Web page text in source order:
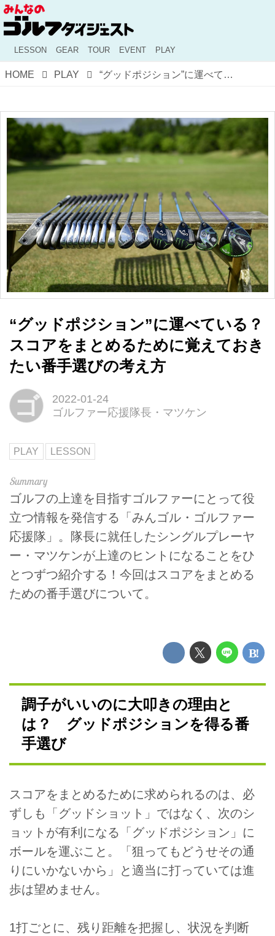
LESSON GEAR TOUR EVENT PLAY
HOME PLAY “グッドポジション”に運べている？ スコアをまとめるために覚えておきたい番手選びの考え方
“グッドポジション”に運べている？
スコアをまとめるために覚えておき
たい番手選びの考え方
ゴ
2022-01-24
ゴルファー応援隊長・マツケン
PLAY LESSON
ゴルフの上達を目指すゴルファーにとって役
立つ情報を発信する「みんゴル・ゴルファー
応援隊」。隊長に就任したシングルプレーヤ
ー・マツケンが上達のヒントになることをひ
とつずつ紹介する！今回はスコアをまとめる
ための番手選びについて。
調子がいいのに大叩きの理由と
は？ グッドポジションを得る番
手選び
スコアをまとめるために求められるのは、必
ずしも「グッドショット」ではなく、次のシ
ョットが有利になる「グッドポジション」に
ボールを運ぶこと。「狙ってもどうせその通
りにいかないから」と適当に打っていては進
歩は望めません。
1打ごとに、残り距離を把握し、状況を判断